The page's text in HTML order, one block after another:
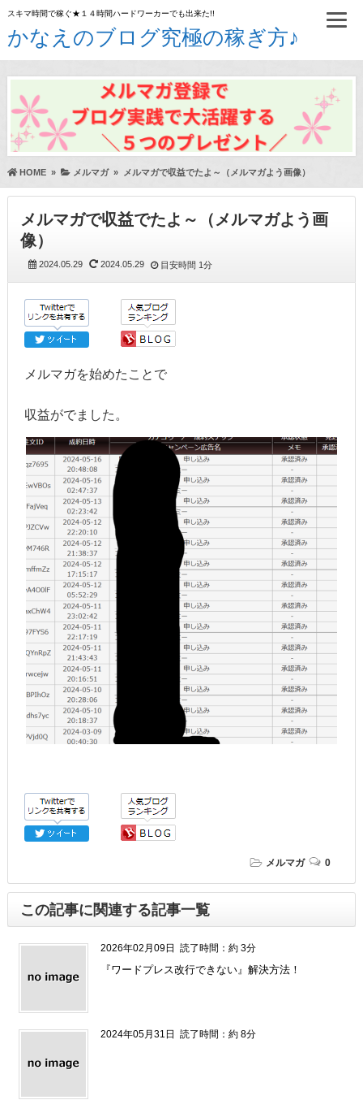
スキマ時間で稼ぐ★１４時間ハードワーカーでも出来た!!
かなえのブログ究極の稼ぎ方♪
HOME» メルマガ» メルマガで収益でたよ～（メルマガよう画像）
メルマガで収益でたよ～（メルマガよう画
像）
2024.05.29 2024.05.29 目安時間 1分
メルマガを始めたことで
収益がでました。
メルマガ 0
この記事に関連する記事一覧
2026年02月09日 読了時間：約 3分
『ワードプレス改行できない』解決方法！
2024年05月31日 読了時間：約 8分